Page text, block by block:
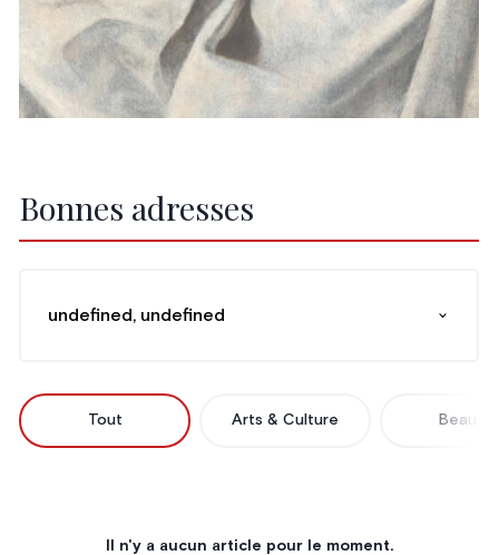
Bonnes adresses
undefined, undefined
Tout Arts & Culture Beauté
Il n'y a aucun article pour le moment.